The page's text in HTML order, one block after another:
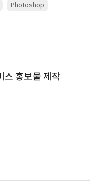
Photoshop
스 홍보물 제작